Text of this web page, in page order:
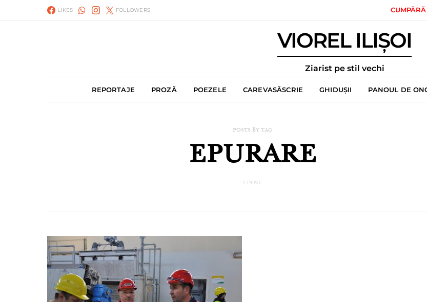
LIKES FOLLOWERS
VIOREL ILIȘOI
Ziarist pe stil vechi
REPORTAJE PROZĂ POEZELE CAREVASĂSCRIE GHIDUȘII PANOUL DE
POSTS BY TAG
EPURARE
1 POST